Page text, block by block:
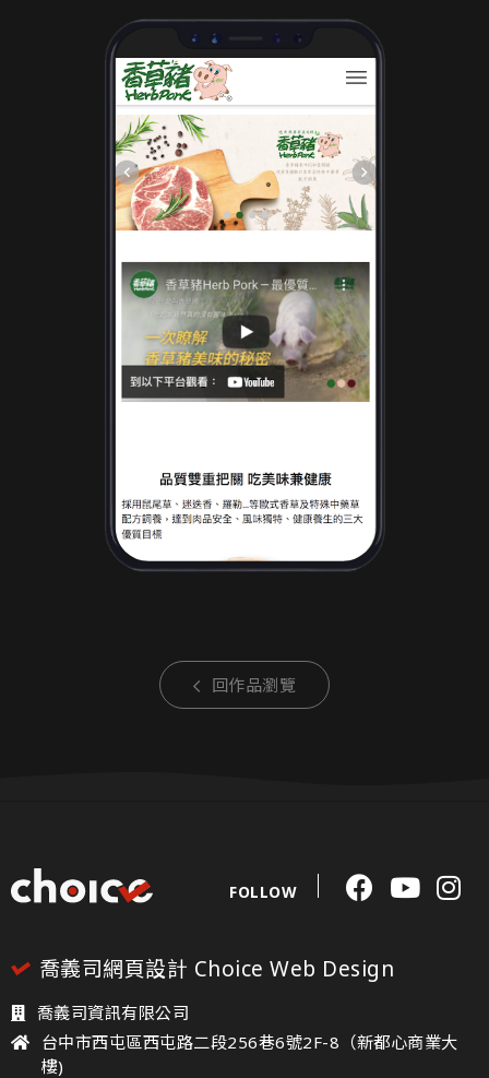
回作品瀏覽
FOLLOW
喬義司網頁設計 Choice Web Design
喬義司資訊有限公司
台中市西屯區西屯路二段256巷6號2F-8（新都心商業大
樓)